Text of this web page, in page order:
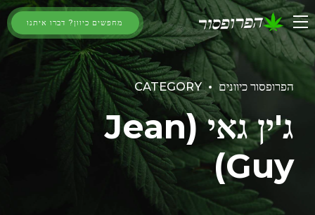
מחפשים כיוון? דברו איתנו
הפרופסור כיוונים CATEGORY
ג'ין גאי (Jean
Guy)